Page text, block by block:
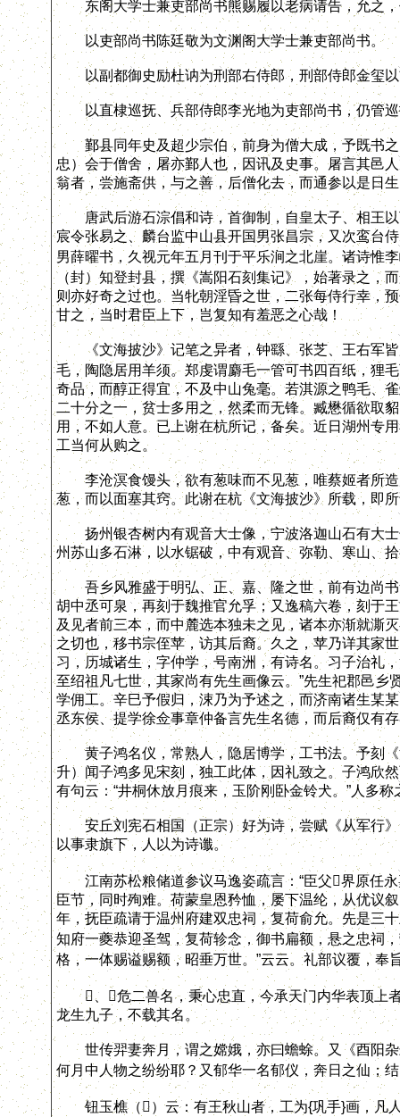
东阁大学士兼吏部尚书熊赐履以老病请告，允之，
以吏部尚书陈廷敬为文渊阁大学士兼吏部尚书。
以副都御史励杜讷为刑部右侍郎，刑部侍郎金玺以
以直棣巡抚、兵部侍郎李光地为吏部尚书，仍管巡
鄞县同年史及超少宗伯，前身为僧大成，予既书之
忠）会于僧舍，屠亦鄞人也，因讯及史事。屠言其邑
翁者，尝施斋供，与之善，后僧化去，而通参以是日
唐武后游石淙倡和诗，首御制，自皇太子、相王以
宸令张易之、麟台监中山县开国男张昌宗，又次鸾台
男薛曜书，久视元年五月刊于平乐涧之北崖。诸诗惟
（封）知登封县，撰《嵩阳石刻集记》，始著录之，
则亦好奇之过也。当牝朝淫昏之世，二张每侍行幸，
甘之，当时君臣上下，岂复知有羞恶之心哉！
《文海披沙》记笔之异者，钟繇、张芝、王右军皆
毛，陶隐居用羊须。郑虔谓麝毛一管可书四百纸，狸
奇品，而醇正得宜，不及中山兔毫。若淇源之鸭毛、
二十分之一，贫士多用之，然柔而无锋。臧懋循欲取
用，不如人意。已上谢在杭所记，备矣。近日湖州专
工当何从购之。
李沧溟食馒头，欲有葱味而不见葱，唯蔡姬者所造
葱，而以面塞其窍。此谢在杭《文海披沙》所载，即
扬州银杏树内有观音大士像，宁波洛迦山石有大士
州苏山多石淋，以水锯破，中有观音、弥勒、寒山、
吾乡风雅盛于明弘、正、嘉、隆之世，前有边尚书
胡中丞可泉，再刻于魏推官允孚；又逸稿六卷，刻于
及见者前三本，而中麓选本独未之见，诸本亦渐就澌
之切也，移书宗侄苹，访其后裔。久之，苹乃详其家
习，历城诸生，字仲学，号南洲，有诗名。习子治礼
至绍祖凡七世，其家尚有先生画像云。”先生祀郡邑
学佣工。辛巳予假归，涑乃为予述之，而济南诸生某
丞东侯、提学徐佥事章仲备言先生名德，而后裔仅有
黄子鸿名仪，常熟人，隐居博学，工书法。予刻《
升）闻子鸿多见宋刻，独工此体，因礼致之。子鸿欣
有句云：“井桐休放月痕来，玉阶刚卧金铃犬。”人多称
安丘刘宪石相国（正宗）好为诗，尝赋《从军行》
以事隶旗下，人以为诗谶。
江南苏松粮储道参议马逸姿疏言：“臣父界原任永
臣节，同时殉难。荷蒙皇恩矜恤，屡下温纶，从优议
年，抚臣疏请于温州府建双忠祠，复荷俞允。先是三
知府一夔恭迎圣驾，复荷轸念，御书扁额，悬之忠祠
格，一体赐谥赐额，昭垂万世。”云云。礼部议覆，奉
、危二兽名，秉心忠直，今承天门内华表顶上
龙生九子，不载其名。
世传羿妻奔月，谓之嫦娥，亦曰蟾蜍。又《酉阳杂
何月中人物之纷纷耶？又郁华一名郁仪，奔日之仙；
钮玉樵（）云：有王秋山者，工为{巩手}画，凡人